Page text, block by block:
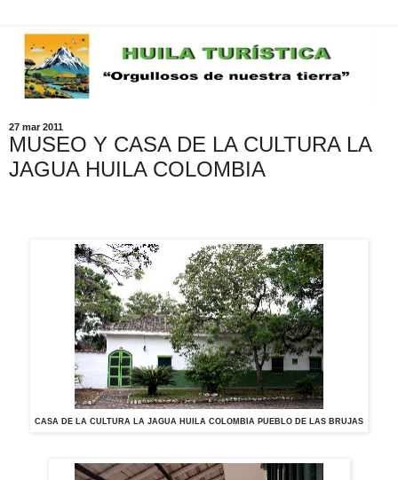
27 mar 2011
MUSEO Y CASA DE LA CULTURA LA
JAGUA HUILA COLOMBIA
CASA DE LA CULTURA LA JAGUA HUILA COLOMBIA PUEBLO DE LAS BRUJAS